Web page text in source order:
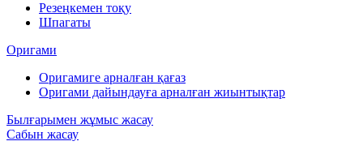
Резеңкемен тоқу
Шпагаты
Оригами
Оригамиге арналған қағаз
Оригами дайындауға арналған жиынтықтар
Былғарымен жұмыс жасау
Сабын жасау